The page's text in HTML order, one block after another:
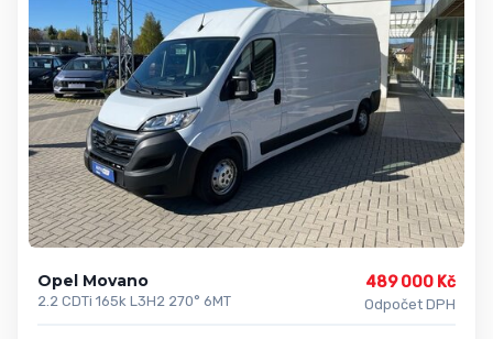
Opel Movano
2.2 CDTi 165k L3H2 270° 6MT
489 000 Kč
Odpočet DPH